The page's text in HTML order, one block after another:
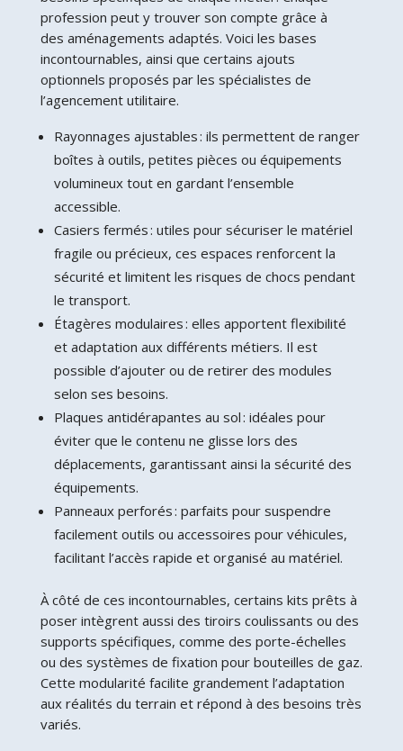
profession peut y trouver son compte grâce à
des aménagements adaptés. Voici les bases
incontournables, ainsi que certains ajouts
optionnels proposés par les spécialistes de
l’agencement utilitaire.
Rayonnages ajustables : ils permettent de ranger
boîtes à outils, petites pièces ou équipements
volumineux tout en gardant l’ensemble
accessible.
Casiers fermés : utiles pour sécuriser le matériel
fragile ou précieux, ces espaces renforcent la
sécurité et limitent les risques de chocs pendant
le transport.
Étagères modulaires : elles apportent flexibilité
et adaptation aux différents métiers. Il est
possible d’ajouter ou de retirer des modules
selon ses besoins.
Plaques antidérapantes au sol : idéales pour
éviter que le contenu ne glisse lors des
déplacements, garantissant ainsi la sécurité des
équipements.
Panneaux perforés : parfaits pour suspendre
facilement outils ou accessoires pour véhicules,
facilitant l’accès rapide et organisé au matériel.
À côté de ces incontournables, certains kits prêts à
poser intègrent aussi des tiroirs coulissants ou des
supports spécifiques, comme des porte-échelles
ou des systèmes de fixation pour bouteilles de gaz.
Cette modularité facilite grandement l’adaptation
aux réalités du terrain et répond à des besoins très
variés.